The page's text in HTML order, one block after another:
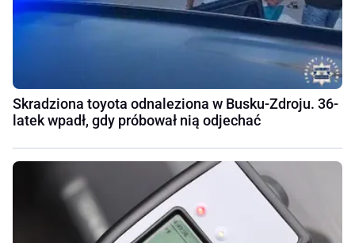
Skradziona toyota odnaleziona w Busku-Zdroju. 36-
latek wpadł, gdy próbował nią odjechać